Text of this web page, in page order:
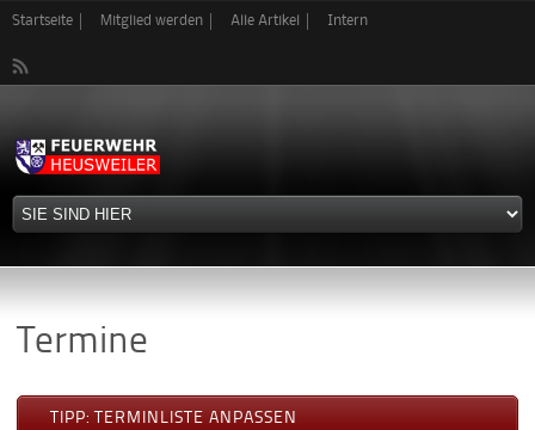
Direkt
Startseite Mitglied werden Alle Artikel Intern
Termine
TIPP: TERMINLISTE ANPASSEN